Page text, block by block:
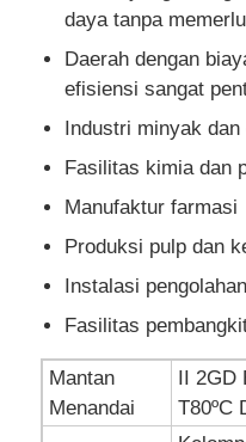
saklar tahan ledakan
Kelenjar Kabel
colokan dan soket anti
daya tanpa
Daerah dengan
efisiensi sangat
Industri minyak dan
Fasilitas kimia dan
Manufaktur farmasi
Produksi pulp dan
Instalasi
Fasilitas
Mantan
Menandai
II 2GD
T80ºC